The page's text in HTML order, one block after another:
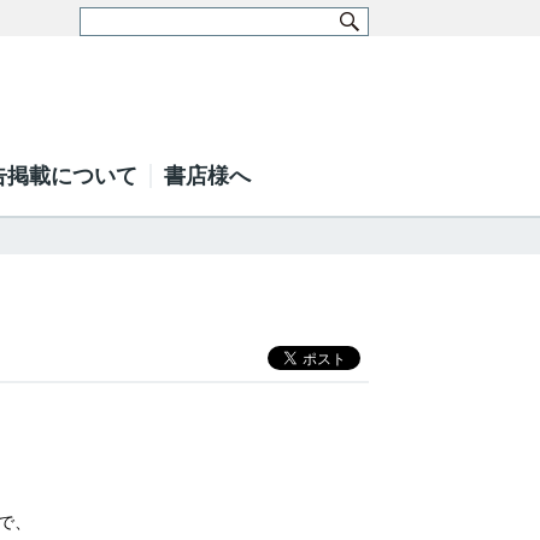
掲載について 書店様へ